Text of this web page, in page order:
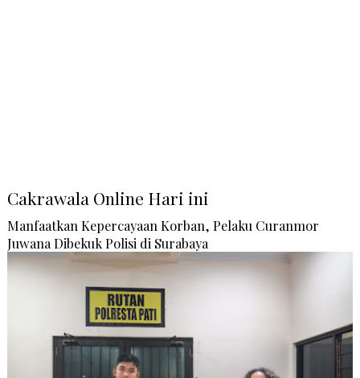
Cakrawala Online Hari ini
Manfaatkan Kepercayaan Korban, Pelaku Curanmor
Juwana Dibekuk Polisi di Surabaya